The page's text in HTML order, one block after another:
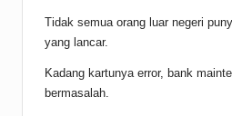
Tidak semua orang luar negeri
yang lancar.
Kadang kartunya error, bank
bermasalah.